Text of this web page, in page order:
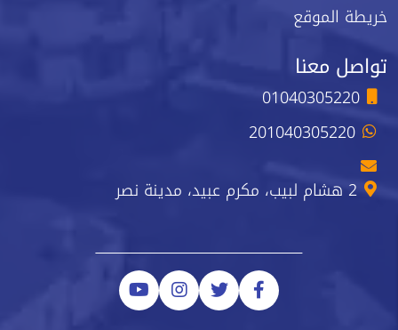
خريطة الموقع
تواصل معنا
01040305220
201040305220
2 هشام لبيب، مكرم عبيد، مدينة نصر